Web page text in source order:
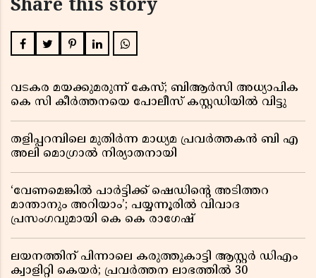
Share this story
വടകര മയക്കുമരുന്ന് കേസ്; ബിആർസി അധ്യാപിക
കെ സി കീർത്തനയെ പോലീസ് കസ്റ്റഡിയിൽ വിട്ടു
തളിപ്പറമ്പിലെ മുതിർന്ന മാധ്യമ പ്രവർത്തകൻ ബി എ
അലി മൊഗ്രാൽ നിര്യാതനായി
‘വേണമെങ്കിൽ പാർട്ടിക്ക് ഷെഡിൻ്റെ അടിത്തറ
മാന്താനും അറിയാം’; പയ്യന്നൂരിൽ വിവാദ
പ്രസംഗവുമായി കെ കെ രാഗേഷ്
ലയനത്തിന് പിന്നാലെ കരുത്തുകാട്ടി ആസ്റ്റർ ഡിഎം
ക്വാളിറ്റി കെയർ; പ്രവർത്തന ലാഭത്തിൽ 30